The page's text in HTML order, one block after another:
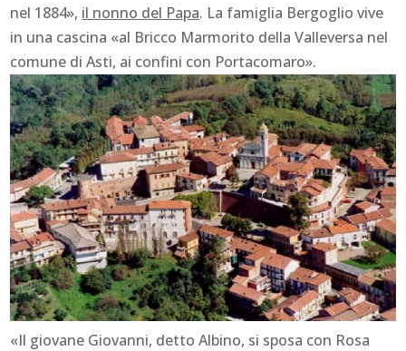
nel 1884», il nonno del Papa. La famiglia Bergoglio vive
in una cascina «al Bricco Marmorito della Valleversa nel
comune di Asti, ai confini con Portacomaro».
«Il giovane Giovanni, detto Albino, si sposa con Rosa